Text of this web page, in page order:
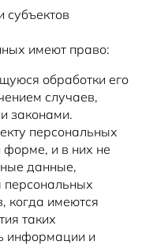
субъектов
имеют право:
обработки его
случаев,
законами.
персональных
и в них не
данные,
персональных
когда имеются
таких
информации и